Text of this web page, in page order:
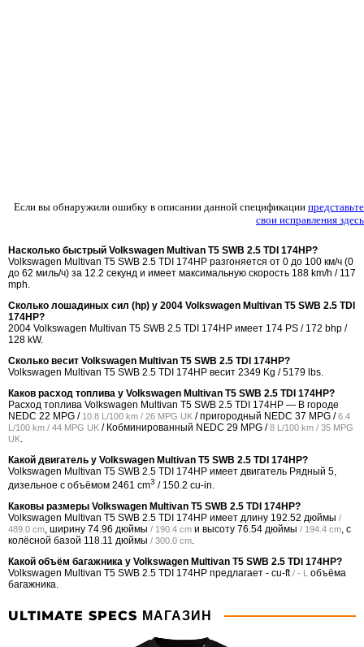
Если вы обнаружили ошибку в описании данной спецификации представьте
свои исправления здесь
Насколько быстрый Volkswagen Multivan T5 SWB 2.5 TDI 174HP?
Volkswagen Multivan T5 SWB 2.5 TDI 174HP разгоняется от 0 до 100 км/ч (0
до 62 миль/ч) за 12.2 секунд и имеет максимальную скорость 188 km/h / 117
mph.
Сколько лошадиных сил (hp) у 2004 Volkswagen Multivan T5 SWB 2.5 TDI
174HP?
2004 Volkswagen Multivan T5 SWB 2.5 TDI 174HP имеет 174 PS / 172 bhp /
128 kW.
Сколько весит Volkswagen Multivan T5 SWB 2.5 TDI 174HP?
Volkswagen Multivan T5 SWB 2.5 TDI 174HP весит 2349 Kg / 5179 lbs.
Каков расход топлива у Volkswagen Multivan T5 SWB 2.5 TDI 174HP?
Расход топлива Volkswagen Multivan T5 SWB 2.5 TDI 174HP — В городе
NEDC 22 MPG / 10.8 L/100 km / 26 MPG UK / пригородный NEDC 37 MPG /6.4
L/100 km / 44 MPG UK / Кобминированный NEDC 29 MPG /8 L/100 km / 35 MPG
UK.
Какой двигатель у Volkswagen Multivan T5 SWB 2.5 TDI 174HP?
Volkswagen Multivan T5 SWB 2.5 TDI 174HP имеет двигатель Рядный 5,
дизельное с объёмом 2461 cm3 / 150.2 cu-in.
Каковы размеры Volkswagen Multivan T5 SWB 2.5 TDI 174HP?
Volkswagen Multivan T5 SWB 2.5 TDI 174HP имеет длину 192.52 дюймы /
489.0 cm, ширину 74.96 дюймы / 190.4 cm и высоту 76.54 дюймы / 194.4 cm, с
колёсной базой 118.11 дюймы / 300.0 cm.
Какой объём багажника у Volkswagen Multivan T5 SWB 2.5 TDI 174HP?
Volkswagen Multivan T5 SWB 2.5 TDI 174HP предлагает - cu-ft / - L объёма
багажника.
ULTIMATE SPECS МАГАЗИН